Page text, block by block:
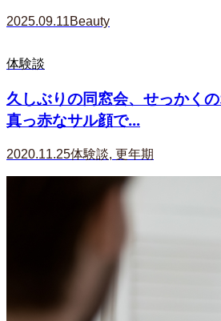
2025.09.11Beauty
体験談
久しぶりの同窓会、せっかく
真っ赤なサル顔で...
2020.11.25体験談, 更年期